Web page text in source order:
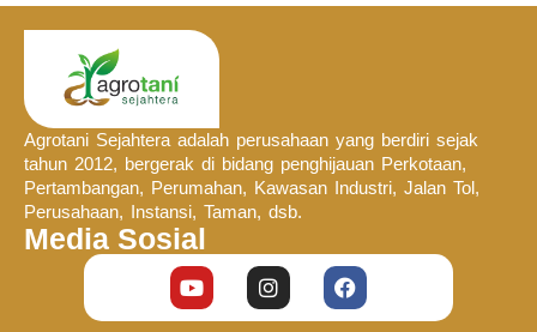
Agrotani Sejahtera adalah perusahaan yang berdiri sejak
tahun 2012, bergerak di bidang penghijauan Perkotaan,
Pertambangan, Perumahan, Kawasan Industri, Jalan Tol,
Perusahaan, Instansi, Taman, dsb.
Media Sosial